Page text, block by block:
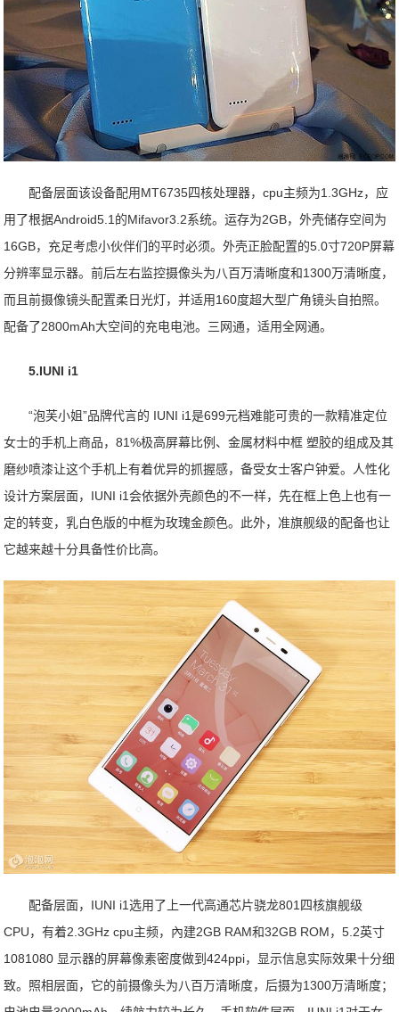
配备层面该设备配用MT6735四核处理器，cpu主频为1.3GHz，应
用了根据Android5.1的Mifavor3.2系统。运存为2GB，外壳储存空间为
16GB，充足考虑小伙伴们的平时必须。外壳正脸配置的5.0寸720P屏幕
分辨率显示器。前后左右监控摄像头为八百万清晰度和1300万清晰度，
而且前摄像镜头配置柔日光灯，并适用160度超大型广角镜头自拍照。
配备了2800mAh大空间的充电电池。三网通，适用全网通。
5.IUNI i1
“泡芙小姐”品牌代言的 IUNI i1是699元档难能可贵的一款精准定位
女士的手机上商品，81%极高屏幕比例、金属材料中框 塑胶的组成及其
磨纱喷漆让这个手机上有着优异的抓握感，备受女士客户钟爱。人性化
设计方案层面，IUNI i1会依据外壳颜色的不一样，先在框上色上也有一
定的转变，乳白色版的中框为玫瑰金颜色。此外，准旗舰级的配备也让
它越来越十分具备性价比高。
配备层面，IUNI i1选用了上一代高通芯片骁龙801四核旗舰级
CPU，有着2.3GHz cpu主频，內建2GB RAM和32GB ROM，5.2英寸
1081080 显示器的屏幕像素密度做到424ppi，显示信息实际效果十分细
致。照相层面，它的前摄像头为八百万清晰度，后摄为1300万清晰度；